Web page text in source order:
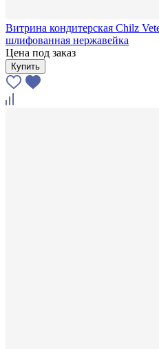
Витрина кондитерская Chilz
шлифованная нержавейка
Цена под заказ
Купить